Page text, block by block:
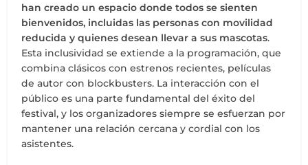
han creado un espacio donde todos se sienten
bienvenidos, incluidas las personas con movilidad
reducida y quienes desean llevar a sus mascotas.
Esta inclusividad se extiende a la programación, que
combina clásicos con estrenos recientes, películas
de autor con blockbusters. La interacción con el
público es una parte fundamental del éxito del
festival, y los organizadores siempre se esfuerzan por
mantener una relación cercana y cordial con los
asistentes.